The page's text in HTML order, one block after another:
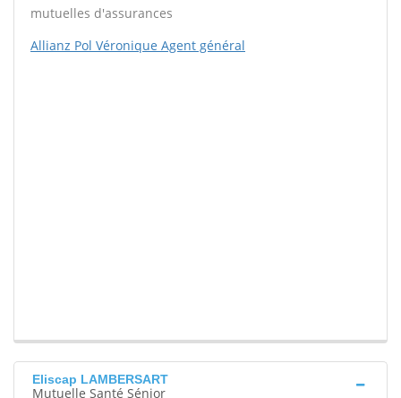
mutuelles d'assurances
Allianz Pol Véronique Agent général
Eliscap LAMBERSART
Mutuelle Santé Sénior